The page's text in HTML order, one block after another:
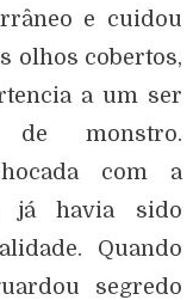
e cuidou
olhos cobertos,
a um ser
de monstro.
com a
já havia sido
Quando
segredo